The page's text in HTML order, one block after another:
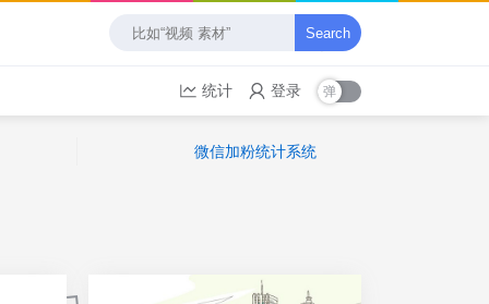
Search
统计 登录
微信加粉统计系统